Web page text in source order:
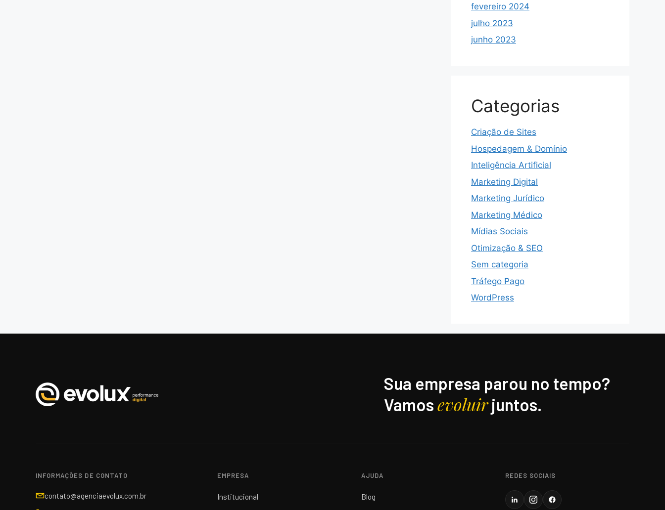
fevereiro 2024
julho 2023
junho 2023
Categorias
Criação de Sites
Hospedagem & Domínio
Inteligência Artificial
Marketing Digital
Marketing Jurídico
Marketing Médico
Mídias Sociais
Otimização & SEO
Sem categoria
Tráfego Pago
WordPress
Sua empresa parou no tempo?
Vamosevoluirjuntos.
INFORMAÇÕES DE CONTATO
contato@agenciaevolux.com.br
EMPRESA
Institucional
AJUDA
Blog
REDES SOCIAIS